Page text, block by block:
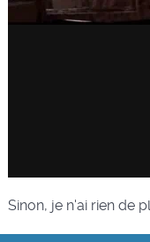
Sinon, je n'ai rien de